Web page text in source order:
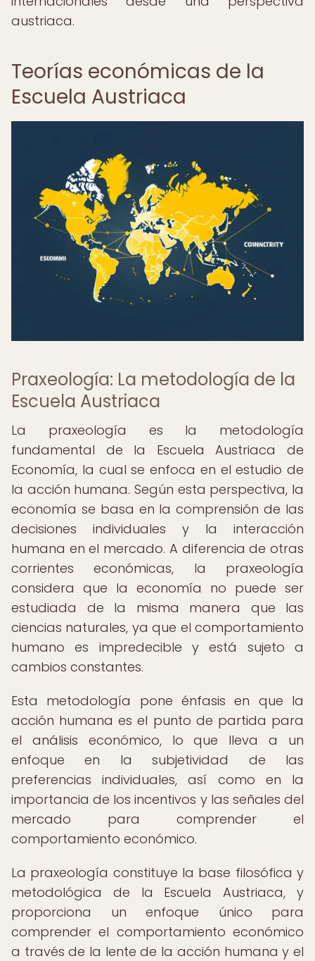
austriaca.
Teorías económicas de la
Escuela Austriaca
Praxeología: La metodología de la
Escuela Austriaca
La praxeología es la metodología
fundamental de la Escuela Austriaca de
Economía, la cual se enfoca en el estudio de
la acción humana. Según esta perspectiva, la
economía se basa en la comprensión de las
decisiones individuales y la interacción
humana en el mercado. A diferencia de otras
corrientes económicas, la praxeología
considera que la economía no puede ser
estudiada de la misma manera que las
ciencias naturales, ya que el comportamiento
humano es impredecible y está sujeto a
cambios constantes.
Esta metodología pone énfasis en que la
acción humana es el punto de partida para
el análisis económico, lo que lleva a un
enfoque en la subjetividad de las
preferencias individuales, así como en la
importancia de los incentivos y las señales del
mercado para comprender el
comportamiento económico.
La praxeología constituye la base filosófica y
metodológica de la Escuela Austriaca, y
proporciona un enfoque único para
comprender el comportamiento económico
a través de la lente de la acción humana y el